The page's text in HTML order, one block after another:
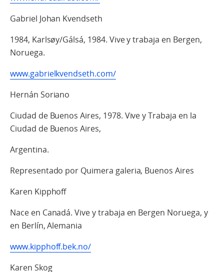
Gabriel Johan Kvendseth
1984, Karlsøy/Gálsá, 1984. Vive y trabaja en Bergen,
Noruega.
www.gabrielkvendseth.com/
Hernán Soriano
Ciudad de Buenos Aires, 1978. Vive y Trabaja en la
Ciudad de Buenos Aires,
Argentina.
Representado por Quimera galeria, Buenos Aires
Karen Kipphoff
Nace en Canadá. Vive y trabaja en Bergen Noruega, y
en Berlín, Alemania
www.kipphoff.bek.no/
Karen Skog